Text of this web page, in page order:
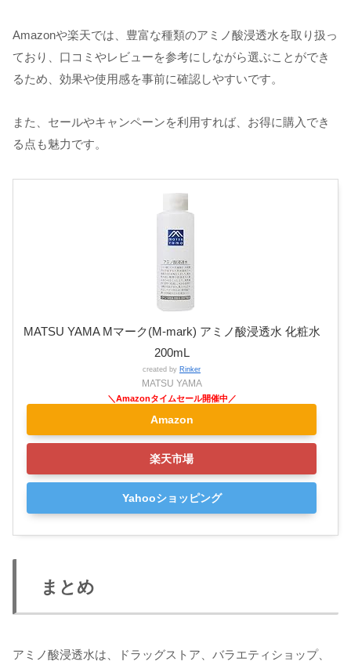
Amazonや楽天では、豊富な種類のアミノ酸浸透水を取り扱っ
ており、口コミやレビューを参考にしながら選ぶことができ
るため、効果や使用感を事前に確認しやすいです。
また、セールやキャンペーンを利用すれば、お得に購入でき
る点も魅力です。
MATSU YAMA Mマーク(M-mark) アミノ酸浸透水 化粧水
200mL
created by Rinker
MATSU YAMA
Amazon
楽天市場
Yahooショッピング
まとめ
アミノ酸浸透水は、ドラッグストア、バラエティショップ、